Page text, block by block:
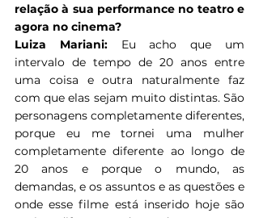
relação à sua performance no teatro e
agora no cinema?
Luiza Mariani: Eu acho que um
intervalo de tempo de 20 anos entre
uma coisa e outra naturalmente faz
com que elas sejam muito distintas. São
personagens completamente diferentes,
porque eu me tornei uma mulher
completamente diferente ao longo de
20 anos e porque o mundo, as
demandas, e os assuntos e as questões e
onde esse filme está inserido hoje são